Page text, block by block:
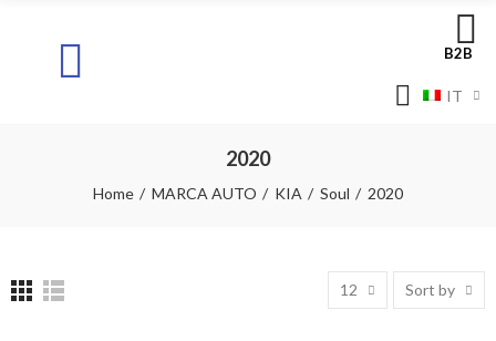
B2B
IT
2020
Home MARCA AUTO KIA Soul 2020
12 Sort by